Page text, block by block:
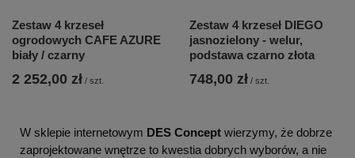
Zestaw 4 krzeseł
ogrodowych CAFE AZURE
biały / czarny
2 252,00 zł / szt.
Zestaw 4 krzeseł DIEGO
jasnozielony - welur,
podstawa czarno złota
748,00 zł / szt.
W sklepie internetowym DES Concept wierzymy, że dobrze
zaprojektowane wnętrze to kwestia dobrych wyborów, a nie